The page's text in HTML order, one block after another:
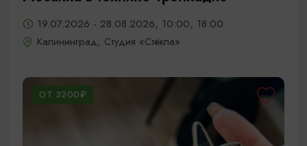
19.07.2026 - 28.08.2026, 10:00, 18:00
Калининград, Студия «Стёкла»
ОТ 3200₽